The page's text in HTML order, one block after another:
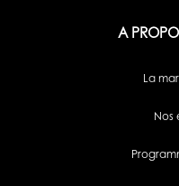
A
La
Nos